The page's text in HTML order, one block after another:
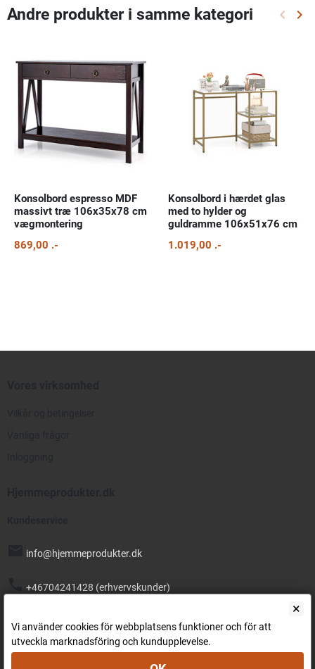
Andre produkter i samme kategori Forrige
keyboard_arrow_left keyboard_arrow_right
Konsolbord espresso MDF
massivt træ 106x35x78 cm
vægmontering
869,00 .-
Konsolbord i hærdet glas
med to hylder og
guldramme 106x51x76 cm
1.019,00 .-
info@hjemmeprodukter.dk
+46704241428 (erhvervskunder)
×
Vi använder cookies för webbplatsens funktioner och för att
utveckla marknadsföring och kundupplevelse.
Betalingsmetoder